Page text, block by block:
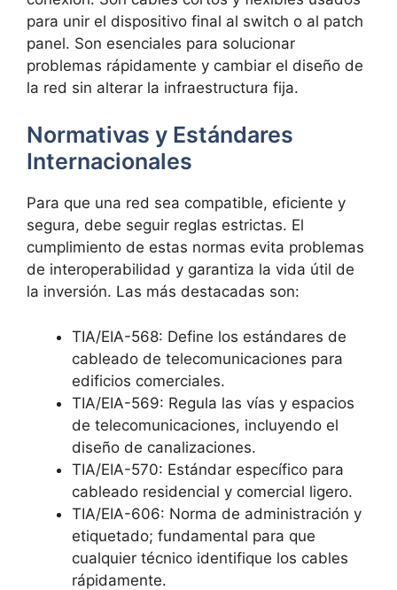
para unir el dispositivo final al switch o al patch
panel. Son esenciales para solucionar
problemas rápidamente y cambiar el diseño de
la red sin alterar la infraestructura fija.
Normativas y Estándares
Internacionales
Para que una red sea compatible, eficiente y
segura, debe seguir reglas estrictas. El
cumplimiento de estas normas evita problemas
de interoperabilidad y garantiza la vida útil de
la inversión. Las más destacadas son:
TIA/EIA-568: Define los estándares de
cableado de telecomunicaciones para
edificios comerciales.
TIA/EIA-569: Regula las vías y espacios
de telecomunicaciones, incluyendo el
diseño de canalizaciones.
TIA/EIA-570: Estándar específico para
cableado residencial y comercial ligero.
TIA/EIA-606: Norma de administración y
etiquetado; fundamental para que
cualquier técnico identifique los cables
rápidamente.